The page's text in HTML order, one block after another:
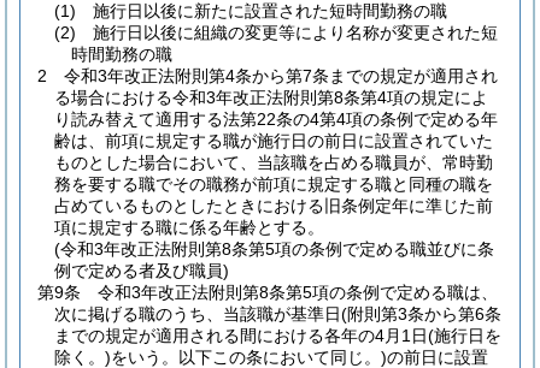
(1)
施行日以後に新たに設置された短時間勤務の職
(2)
施行日以後に組織の変更等により名称が変更された短
時間勤務の職
2
令和3年改正法附則第4条から第7条までの規定が適用され
る場合における令和3年改正法附則第8条第4項の規定によ
り読み替えて適用する法第22条の4第4項の条例で定める年
齢は、前項に規定する職が施行日の前日に設置されていた
ものとした場合において、当該職を占める職員が、常時勤
務を要する職でその職務が前項に規定する職と同種の職を
占めているものとしたときにおける旧条例定年に準じた前
項に規定する職に係る年齢とする。
(令和3年改正法附則第8条第5項の条例で定める職並びに条
例で定める者及び職員)
第9条
令和3年改正法附則第8条第5項の条例で定める職は、
次に掲げる職のうち、当該職が基準日(附則第3条から第6条
までの規定が適用される間における各年の4月1日(施行日を
除く。)をいう。以下この条において同じ。)の前日に設置